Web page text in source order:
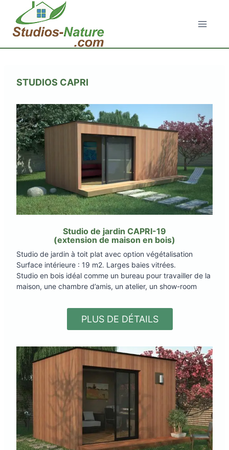
contenu
STUDIOS CAPRI
Studio de jardin CAPRI-19
(extension de maison en bois)
Studio de jardin à toit plat avec option végétalisation
Surface intérieure : 19 m2. Larges baies vitrées.
Studio en bois idéal comme un bureau pour travailler de la
maison, une chambre d’amis, un atelier, un show-room
PLUS DE DÉTAILS